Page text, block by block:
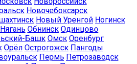
Новочебоксарск
Новый Уренгой Ногинск
Нягань Обнинск Одинцово
Башк Омск Оренбург
Орёл Острогожск Пангоды
Пермь Петрозаводск